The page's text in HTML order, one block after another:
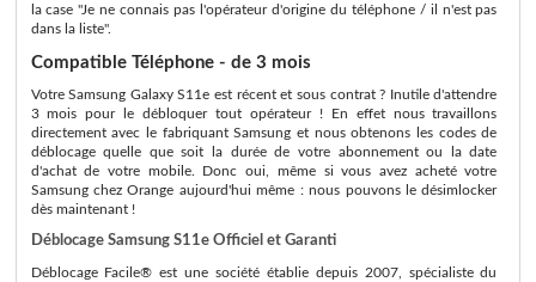
la case "Je ne connais pas l'opérateur d'origine du téléphone / il n'est pas
dans la liste".
Compatible Téléphone - de 3 mois
Votre Samsung Galaxy S11e est récent et sous contrat ? Inutile d'attendre
3 mois pour le débloquer tout opérateur ! En effet nous travaillons
directement avec le fabriquant Samsung et nous obtenons les codes de
déblocage quelle que soit la durée de votre abonnement ou la date
d'achat de votre mobile. Donc oui, même si vous avez acheté votre
Samsung chez Orange aujourd'hui même : nous pouvons le désimlocker
dès maintenant !
Déblocage Samsung S11e Officiel et Garanti
Déblocage Facile® est une société établie depuis 2007, spécialiste du